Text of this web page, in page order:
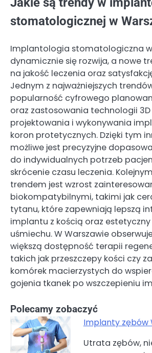
stomatologicznej w
Implantologia stomatologiczna
dynamicznie się rozwija, a nowe
na jakość leczenia oraz
Jednym z najważniejszych
popularność cyfrowego
oraz zastosowania technologii
projektowania i wykonywania
koron protetycznych. Dzięki tym
możliwe jest precyzyjne
do indywidualnych potrzeb
skrócenie czasu leczenia.
trendem jest wzrost
biokompatybilnymi, takimi jak
tytanu, które zapewniają lepszą
implantu z kością oraz
uśmiechu. W Warszawie
większą dostępność terapii
takich jak przeszczepy kości czy
komórek macierzystych do
gojenia tkanek po wszczepieniu
Polecamy zobaczyć
Implanty zębów
Utrata zębów,
Nawigacja